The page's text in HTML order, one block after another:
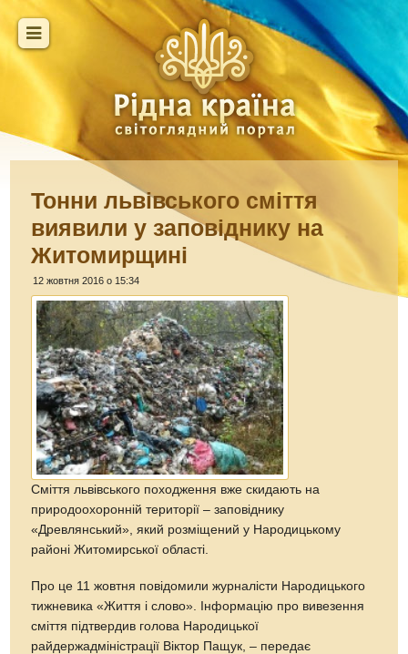
Тонни львівського сміття
виявили у заповіднику на
Житомирщині
12 жовтня 2016 о 15:34
Сміття львівського походження вже скидають на
природоохоронній території – заповіднику
«Древлянський», який розміщений у Народицькому
районі Житомирської області.
Про це 11 жовтня повідомили журналісти Народицького
тижневика «Життя і слово». Інформацію про вивезення
сміття підтвердив голова Народицької
райдержадміністрації Віктор Пащук, – передає